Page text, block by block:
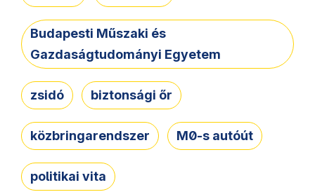
Budapesti Műszaki és
Gazdaságtudományi Egyetem
zsidó biztonsági őr
közbringarendszer M0-s autóút
politikai vita